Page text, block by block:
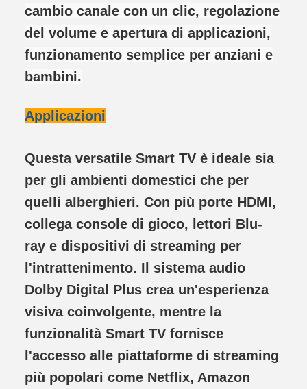
cambio canale con un clic, regolazione
del volume e apertura di applicazioni,
funzionamento semplice per anziani e
bambini.
Applicazioni
Questa versatile Smart TV è ideale sia
per gli ambienti domestici che per
quelli alberghieri. Con più porte HDMI,
collega console di gioco, lettori Blu-
ray e dispositivi di streaming per
l'intrattenimento. Il sistema audio
Dolby Digital Plus crea un'esperienza
visiva coinvolgente, mentre la
funzionalità Smart TV fornisce
l'accesso alle piattaforme di streaming
più popolari come Netflix, Amazon